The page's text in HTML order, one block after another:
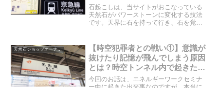
うに見えた？！
石起こしは、当サイトがおこなっている
天然石がパワーストーンに変化する技法
です。天界に石を持って行き、石を覚醒
での出来事なのですが、お客様の目の前
で石起こしをしている時に...
天然石ショップオーナーのブログ
【時空犯罪者との戦い①】意識が
抜けたり記憶が飛んでしまう原因
とは？時空トンネル内で起きた大
爆発…
今回のお話は、エネルギーワークセミナ